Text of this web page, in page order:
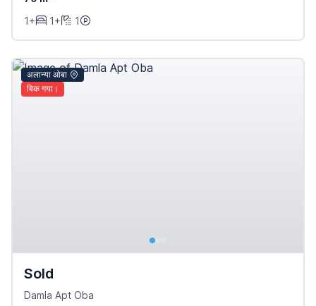
1+
1+ 1
अलान्या ओबा
बिक गया।
Sold
Damla Apt Oba